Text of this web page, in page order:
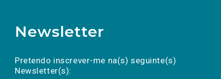
Newsletter
Pretendo inscrever-me na(s) seguinte(s)
Newsletter(s):
a(s) newsletter(s).
mail